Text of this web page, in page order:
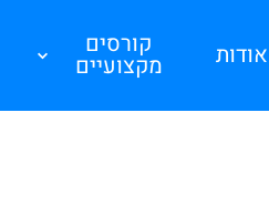
אודות קורסים
מקצועיים